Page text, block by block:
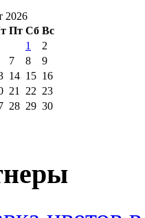
2026
Пт Сб Вс
1
2
7 8
9
14 15 16
21 22 23
28 29 30